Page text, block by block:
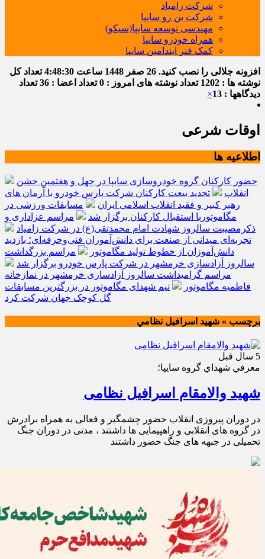
شرکت زامیاد
شرکت بن رو سایپا
مهندسی توسعه سایپا(سیکو)
همراه خودرو سایپا
کمک فنر ایندامین سایپا
افزونه جلالی را نصب کنید. 26 صفر 1448 ساعت 4:48:31تعداد کل
نوشته ها : 1202
تعداد نوشته های امروز : 0 تعداد اعضا : 36
تعداد
دیدگاهها : 13
×
اوقات شرعی
اطلاعیه ها
حضور کارکنان گروه خودروسازی سایپا در چهل و هفتمین جشن
انقلاب
تجدید بیعت کارکنان شرکت پارس خودرو با آرمان های
رهبر کبیر و فقید انقلاب اسلامی ایران
مسابقات ورزشی در
مگاموتوربا استقبال کارکنان برگزار شد
مراسم عزاداری و
ذکرمصیبت سالروز شهادت امام محمدتقی(ع) در شرکت زامیاد
تجربه‌ای میدانی از صنعت برای دانش‌آموزان فنی‌وحرفه‌ای؛ بازدید
دانش‌آموزان از خطوط تولید مگاموتور
مراسم بزرگداشت
سالروز آزادسازی خرمشهر در شرکت پارس خودرو برگزار شد
مراسم گرامیداشت سالروز آزادسازی خرمشهر در نمازخانه
فاطمیه مگاموتور
تیم شهدای مگاموتور در بزرگترین مسابقات
گل کوچک جهان شرکت کرد
برچسب » شهيد اسرافيل نظامي
5 سال قبل
معرفي شهداي گروه سايپا؛
شهید والامقام اسرافیل نظامی
در دوران پیروزی انقلاب حضور چشمگیر و فعالی به همراه برادرش
در گروه های انقلابی و راهپیمایی ها داشتند ، مدتی در دوران جنگ
تحمیلی در جبهه های جنگ حضور داشتند